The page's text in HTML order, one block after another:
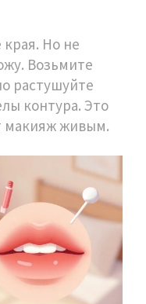
Но не
Возьмите
растушуйте
контура. Это
макияж живым.